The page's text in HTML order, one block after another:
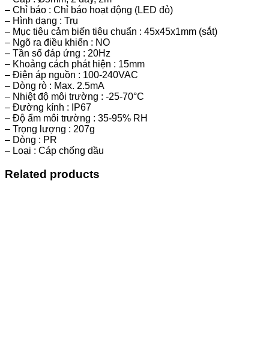
– Chỉ báo : Chỉ báo hoạt động (LED đỏ)
– Hình dạng : Trụ
– Mục tiêu cảm biến tiêu chuẩn : 45x45x1mm (sắt)
– Ngõ ra điều khiển : NO
– Tần số đáp ứng : 20Hz
– Khoảng cách phát hiện : 15mm
– Điện áp nguồn : 100-240VAC
– Dòng rò : Max. 2.5mA
– Nhiệt độ môi trường : -25-70°C
– Đường kính : IP67
– Độ ẩm môi trường : 35-95% RH
– Trọng lượng : 207g
– Dòng : PR
– Loại : Cáp chống dầu
Related products